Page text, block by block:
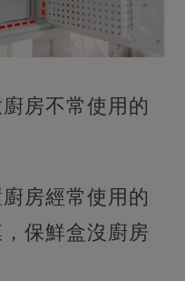
房不常使用的
房經常使用的
保鮮盒沒廚房